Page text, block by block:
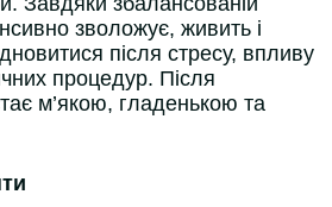
зволожує, живить і
після стресу, впливу
процедур. Після
м’якою, гладенькою та